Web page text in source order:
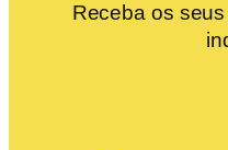
Receba os